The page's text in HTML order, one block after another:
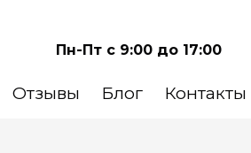
Пн-Пт с 9:00 до 17:00
Отзывы Блог Контакты